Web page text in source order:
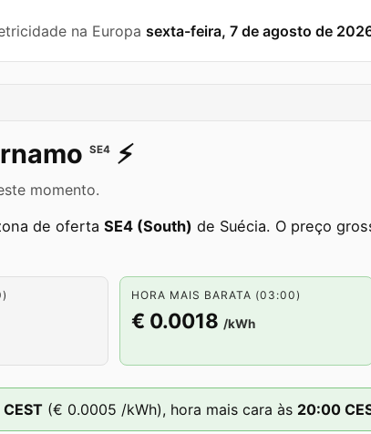
na Europa sexta-feira, 7 de agosto de
SE4 ⚡️
momento.
de oferta SE4 (South) de Suécia. O preço
HORA MAIS BARATA (03:00)
€ 0.0018 /kWh
CEST (€ 0.0005 /kWh), hora mais cara às 20:00